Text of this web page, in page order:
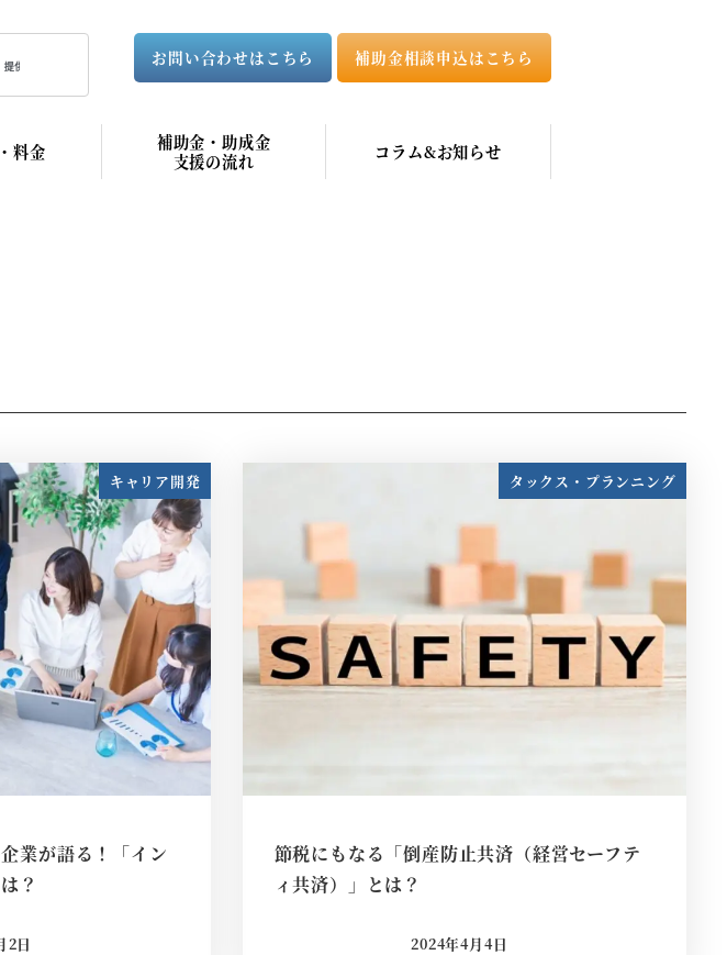
お問い合わせはこちら 補助金相談申込はこちら
料金
補助金・助成金
支援の流れ
コラム&お知らせ
キャリア開発
業が語る！「イン
？
2日
タックス・プランニング
節税にもなる「倒産防止共済（経営セーフテ
ィ共済）」とは？
2024年4月4日